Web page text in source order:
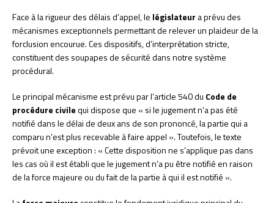
Face à la rigueur des délais d’appel, le législateur a prévu des
mécanismes exceptionnels permettant de relever un plaideur de la
forclusion encourue. Ces dispositifs, d’interprétation stricte,
constituent des soupapes de sécurité dans notre système
procédural.
Le principal mécanisme est prévu par l’article 540 du Code de
procédure civilequi dispose que « si le jugement n’a pas été
notifié dans le délai de deux ans de son prononcé, la partie qui a
comparu n’est plus recevable à faire appel ». Toutefois, le texte
prévoit une exception : « Cette disposition ne s’applique pas dans
les cas où il est établi que le jugement n’a pu être notifié en raison
de la force majeure ou du fait de la partie à qui il est notifié ».